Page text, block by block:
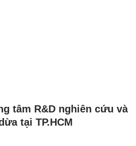
tâm R&D nghiên cứu và
tại TP.HCM